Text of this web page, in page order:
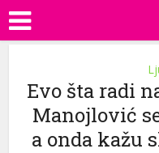
Evo šta radi
Manojlović
a onda kažu